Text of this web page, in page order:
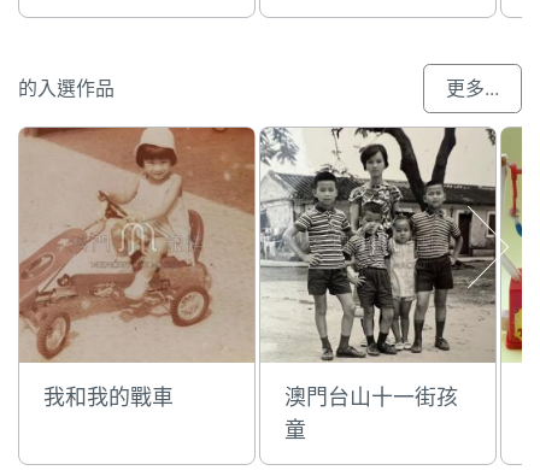
的入選作品 更多...
我和我的戰車
澳門台山十一街孩
童